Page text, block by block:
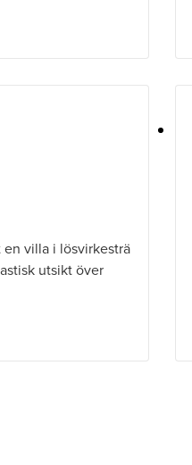
villa i lösvirkesträ
utsikt över